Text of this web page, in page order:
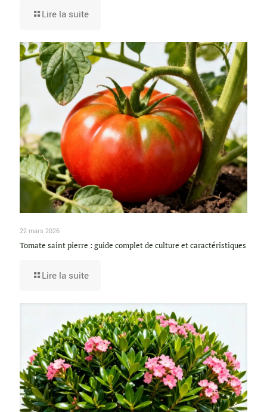
Lire la suite
22 mars 2026
Tomate saint pierre : guide complet de culture et caractéristiques
Lire la suite